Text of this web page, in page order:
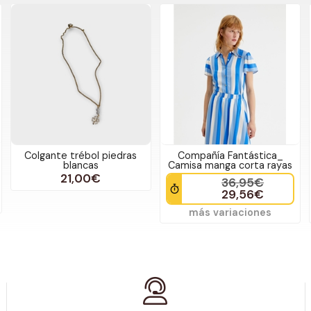
Colgante trébol piedras
blancas
21,00€
Compañía Fantástica_
Camisa manga corta rayas
36,95€
29,56€
más variaciones